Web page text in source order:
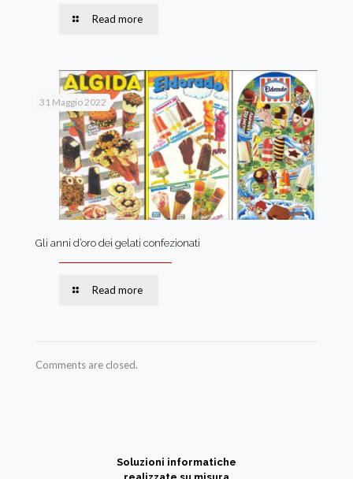
Read more
31 Maggio 2022
Gli anni d’oro dei gelati confezionati
Read more
Comments are closed.
Soluzioni informatiche